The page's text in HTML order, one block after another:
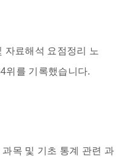
자료해석 요점정리 노
위 를 기록했습니다.
목 및 기초 통계 관련 과